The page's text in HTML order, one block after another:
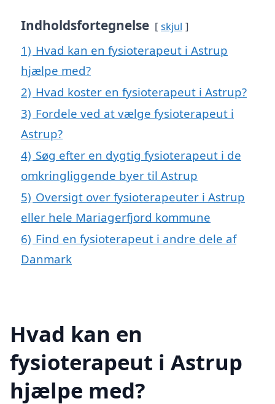
Indholdsfortegnelse skjul
1) Hvad kan en fysioterapeut i Astrup
hjælpe med?
2) Hvad koster en fysioterapeut i Astrup?
3) Fordele ved at vælge fysioterapeut i
Astrup?
4) Søg efter en dygtig fysioterapeut i de
omkringliggende byer til Astrup
5) Oversigt over fysioterapeuter i Astrup
eller hele Mariagerfjord kommune
6) Find en fysioterapeut i andre dele af
Danmark
Hvad kan en
fysioterapeut i Astrup
hjælpe med?